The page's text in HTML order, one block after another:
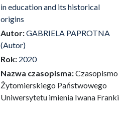
in education and its historical
origins
Autor:GABRIELA PAPROTNA
(Autor)
Rok: 2020
Nazwa czasopisma:Czasopismo
Żytomierskiego Państwowego
Uniwersytetu imienia Iwana Franki